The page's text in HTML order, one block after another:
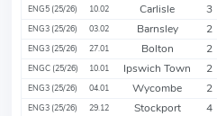
ENG5 (25/26) 10.02 Carlisle 3
ENG3 (25/26) 03.02 Barnsley 2
ENG3 (25/26) 27.01 Bolton 2
ENGC (25/26) 10.01 Ipswich Town 2
ENG3 (25/26) 04.01 Wycombe 2
ENG3 (25/26) 29.12 Stockport 4